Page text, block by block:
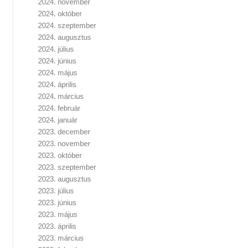
2024. november
2024. október
2024. szeptember
2024. augusztus
2024. július
2024. június
2024. május
2024. április
2024. március
2024. február
2024. január
2023. december
2023. november
2023. október
2023. szeptember
2023. augusztus
2023. július
2023. június
2023. május
2023. április
2023. március